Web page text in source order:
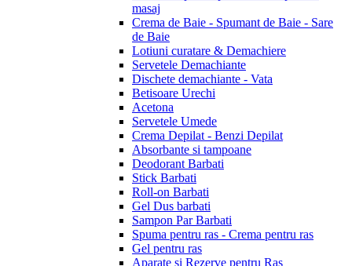
masaj
Crema de Baie - Spumant de Baie - Sare
de Baie
Lotiuni curatare & Demachiere
Servetele Demachiante
Dischete demachiante - Vata
Betisoare Urechi
Acetona
Servetele Umede
Crema Depilat - Benzi Depilat
Absorbante si tampoane
Deodorant Barbati
Stick Barbati
Roll-on Barbati
Gel Dus barbati
Sampon Par Barbati
Spuma pentru ras - Crema pentru ras
Gel pentru ras
Aparate si Rezerve pentru Ras